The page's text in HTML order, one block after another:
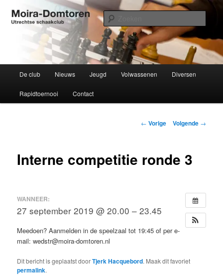
naar
Moira-Domtoren
Utrechtse schaakclub opgericht 1934
De club Nieuws Jeugd Volwassenen Diversen
Rapidtoernooi Contact
Bericht
← Vorige Volgende →
Interne competitie ronde 3
WANNEER:
27 september 2019 @ 20.00 – 23.45
Meedoen? Aanmelden in de speelzaal tot 19:45 of per e-
mail: wedstr@moira-domtoren.nl
Dit bericht is geplaatst doorTjerk Hacquebord. Maak dit favoriet
permalink.